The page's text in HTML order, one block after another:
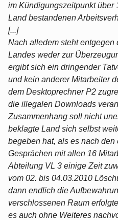
im Kündigungszeitpunkt über
Land bestandenen
[...]
Nach alledem steht entgegen
Landes weder zur
ergibt sich ein dringender
und kein anderer Mitarbeiter
dem Desktoprechner P2
die illegalen Downloads
Zusammenhang soll nicht
beklagte Land sich selbst
begeben hat, als es nach
Gesprächen mit allen 16
Abteilung VL 3 einige Zeit
vom 02. bis 04.03.2010
dann endlich die
verschlossenen Raum
es auch ohne Weiteres